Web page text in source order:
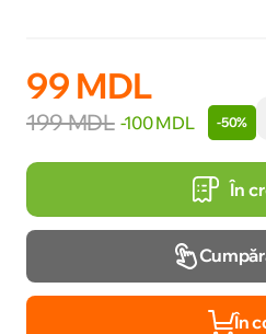
99 MDL
199 MDL -100 MDL -50%
În
În